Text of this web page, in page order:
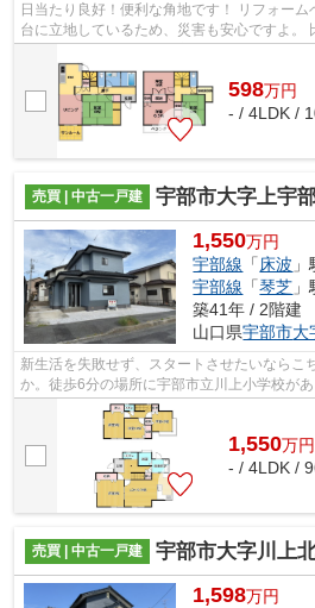
日当たり良好！便利な角地です！ リフォー
台に立地しているため、災害も安心ですよ。
598万円
- / 4LDK /
売買 | 中古一戸建 宇部市大字上宇
1,550万円
宇部線 「 床波
宇部線 「琴芝
築41年 / 2階建
山口県宇部市大
新生活を失敗せず、スタートさせたいならこ
か。徒歩6分の場所に宇部市立川上小学校が
中学校があり通学にも便利です。トイレが...
1,550万円
- / 4LDK /
売買 | 中古一戸建 宇部市大字川上北迫
1,598万円